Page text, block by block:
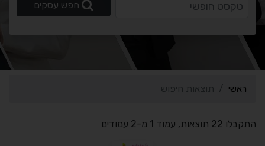
חפש עסקים
ראשי תוצאות חיפוש
התקבלו 22 תוצאות, עמוד 1 מ-2 עמודים